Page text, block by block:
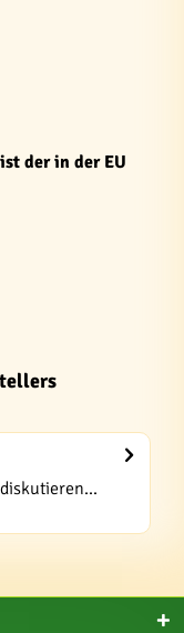
der in der EU